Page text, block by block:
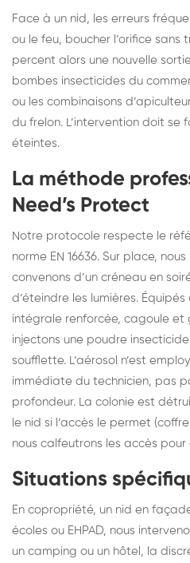
Face à un nid, les erreurs
ou le feu, boucher l’orifice sans
percent alors une nouvelle
bombes insecticides du
ou les combinaisons
du frelon. L’intervention doit se
éteintes.
La méthode
Need’s Protect
Notre protocole respecte le
norme EN 16636. Sur place,
convenons d’un créneau en
d’éteindre les lumières. Équipés
intégrale renforcée, cagoule et
injectons une poudre
soufflette. L’aérosol n’est
immédiate du technicien, pas
profondeur. La colonie est
le nid si l’accès le permet
nous calfeutrons les accès
Situations
En copropriété, un nid en
écoles ou EHPAD, nous
un camping ou un hôtel, la